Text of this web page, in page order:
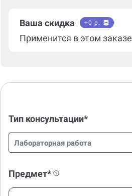
Ваша скидка +0 р.
Применится в этом заказе
Тип консультации*
Лабораторная работа
Предмет*